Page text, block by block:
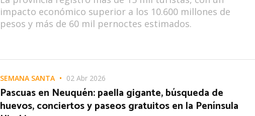
impacto económico superior a los 10.600 millones de
pesos y más de 60 mil pernoctes estimados.
SEMANA SANTA 02 Abr 2026
Pascuas en Neuquén: paella gigante, búsqueda de
huevos, conciertos y paseos gratuitos en la Península